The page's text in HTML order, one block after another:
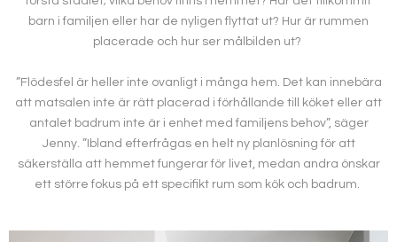
barn i familjen eller har de nyligen flyttat ut? Hur är rummen
placerade och hur ser målbilden ut?
”Flödesfel är heller inte ovanligt i många hem. Det kan innebära
att matsalen inte är rätt placerad i förhållande till köket eller att
antalet badrum inte är i enhet med familjens behov”, säger
Jenny. ”Ibland efterfrågas en helt ny planlösning för att
säkerställa att hemmet fungerar för livet, medan andra önskar
ett större fokus på ett specifikt rum som kök och badrum.